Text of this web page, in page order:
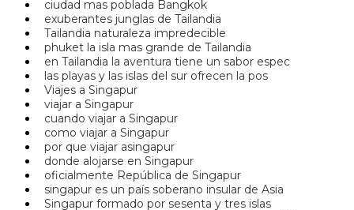
ciudad mas poblada Bangkok
exuberantes junglas de Tailandia
Tailandia naturaleza impredecible
phuket la isla mas grande de Tailandia
en Tailandia la aventura tiene un sabor espec
las playas y las islas del sur ofrecen la pos
Viajes a Singapur
viajar a Singapur
cuando viajar a Singapur
como viajar a Singapur
por que viajar asingapur
donde alojarse en Singapur
oficialmente República de Singapur
singapur es un país soberano insular de Asia
Singapur formado por sesenta y tres islas